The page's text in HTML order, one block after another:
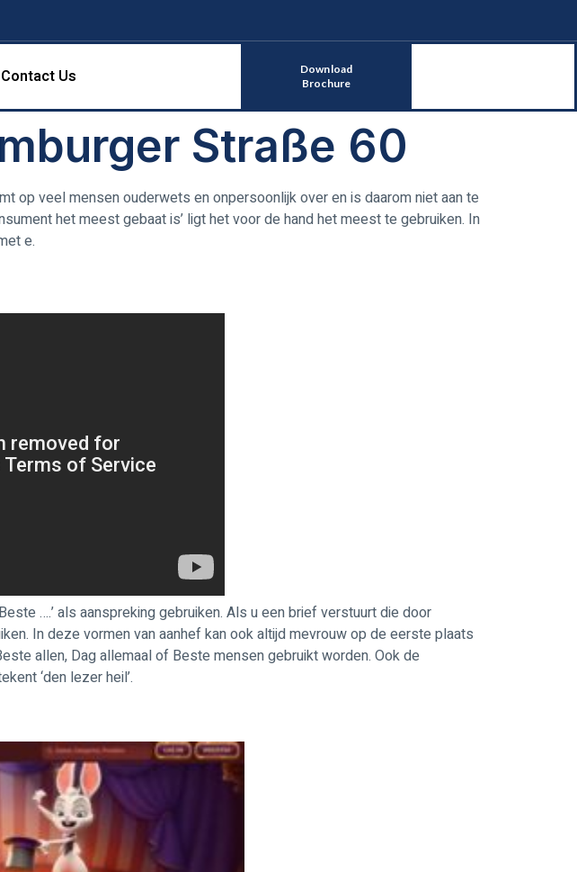
Contact Us
Download
Brochure
Straße 60
op veel mensen ouderwets en onpersoonlijk over en is daarom niet aan te
het meest gebaat is’ ligt het voor de hand het meest te gebruiken. In
e.
….’ als aanspreking gebruiken. Als u een brief verstuurt die door
In deze vormen van aanhef kan ook altijd mevrouw op de eerste plaats
allen, Dag allemaal of Beste mensen gebruikt worden. Ook de
‘den lezer heil’.